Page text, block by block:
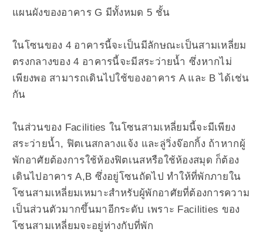
แผนผังของอาคาร G มีทั้งหมด 5 ชั้น
ในโซนของ 4 อาคารนี้จะเป็นมีลักษณะเป็นสามเหลี่ยม
ตรงกลางของ 4 อาคารนี้จะมีสระว่ายน้ำ ซึ่งหากไม่
เพียงพอ สามารถเดินไปใช้ของอาคาร A และ B ได้เช่น
กัน
ในส่วนของ Facilities ในโซนสามเหลี่ยมนี้จะมีเพียง
สระว่ายน้ำ, ฟิตเนสกลางแจ้ง และลู่วิ่งจ๊อกกิ้ง ถ้าหากผู้
พักอาศัยต้องการใช้ห้องฟิตเนสหรือใช้ห้องสมุด ก็ต้อง
เดินไปอาคาร A,B ซึ่งอยู่โซนถัดไป ทำให้ที่พักภายใน
โซนสามเหลี่ยมเหมาะสำหรับผู้พักอาศัยที่ต้องการความ
เป็นส่วนตัวมากขึ้นมาอีกระดับ เพราะ Facilities ของ
โซนสามเหลี่ยมจะอยู่ห่างกับที่พัก